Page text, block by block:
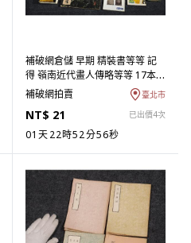
補破網倉儲 早期 精裝書等等 記
得 嶺南近代畫人傳略等等 17本
(BB-SBAB02T)JK
補破網拍賣 臺北市
NT$ 21 已出價4次
01天22時52分55秒